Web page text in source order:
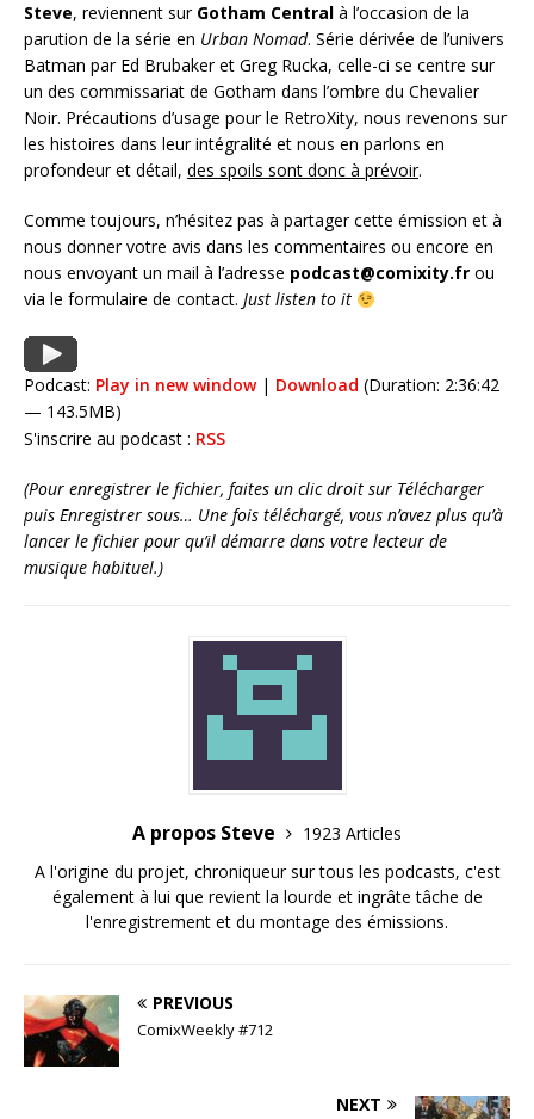
Steve, reviennent sur Gotham Central à l’occasion de la
parution de la série en Urban Nomad. Série dérivée de l’univers
Batman par Ed Brubaker et Greg Rucka, celle-ci se centre sur
un des commissariat de Gotham dans l’ombre du Chevalier
Noir. Précautions d’usage pour le RetroXity, nous revenons sur
les histoires dans leur intégralité et nous en parlons en
profondeur et détail, des spoils sont donc à prévoir.
Comme toujours, n’hésitez pas à partager cette émission et à
nous donner votre avis dans les commentaires ou encore en
nous envoyant un mail à l’adresse podcast@comixity.fr ou
via le formulaire de contact. Just listen to it
Podcast: Play in new window| Download (Duration: 2:36:42
— 143.5MB)
S'inscrire au podcast : RSS
(Pour enregistrer le fichier, faites un clic droit sur Télécharger
puis Enregistrer sous… Une fois téléchargé, vous n’avez plus qu’à
lancer le fichier pour qu’il démarre dans votre lecteur de
musique habituel.)
A propos Steve
1923 Articles
A l'origine du projet, chroniqueur sur tous les podcasts, c'est
également à lui que revient la lourde et ingrâte tâche de
l'enregistrement et du montage des émissions.
PREVIOUS
ComixWeekly #712
NEXT